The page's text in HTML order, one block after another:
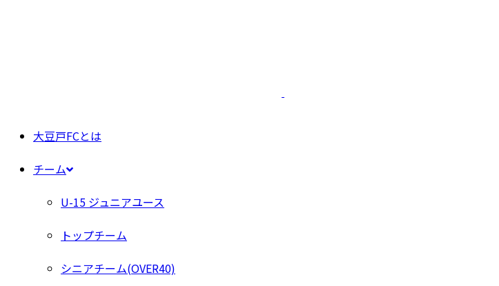
大豆戸FCとは
チーム
U-15 ジュニアユース
トップチーム
シニアチーム(OVER40)